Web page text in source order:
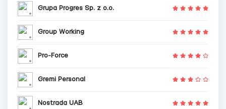
Grupa Progres Sp. z o.o.
Group Working
Pro-Force
Gremi Personal
Nostrada UAB